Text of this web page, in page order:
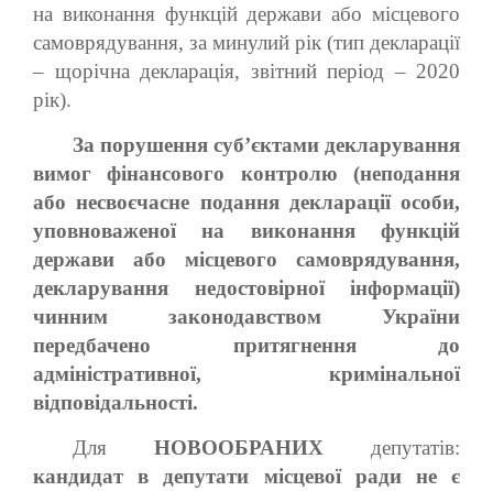
на виконання функцій держави або місцевого
самоврядування, за минулий рік (тип декларації
– щорічна декларація, звітний період – 2020
рік).
За порушення суб’єктами декларування
вимог фінансового контролю (неподання
або несвоєчасне подання декларації особи,
уповноваженої на виконання функцій
держави або місцевого самоврядування,
декларування недостовірної інформації)
чинним законодавством України
передбачено притягнення до
адміністративної, кримінальної
відповідальності.
Для НОВООБРАНИХ депутатів:
кандидат в депутати місцевої ради не є